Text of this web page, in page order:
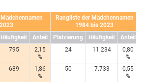
2023
Rangliste der Mädchennamen
1984 bis 2023
Häufigkeit Anteil Platzierung Häufigkeit
Anteil
795
2,15
%
24 11.234
0,80
%
689
1,86
%
50 7.733
0,55
%